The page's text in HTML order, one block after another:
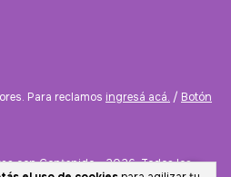
Para reclamos ingresá acá. / Botón
con Contenido - 2026. Todos los